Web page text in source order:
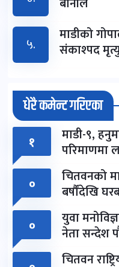
५.
माडीको
संकाश्पद
धेरै कमेन्ट गरिएका
१ माडी-९,
परिमाणमा
०
चितवनको
बर्षौंदेखि
०
युवा
नेता सन्देश
चितवन